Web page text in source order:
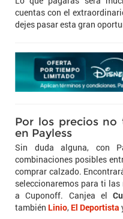
cuentas con el
dejes pasar esta gran
Por los precios
en Payless
Sin duda alguna, con
combinaciones posibles
comprar calzado.
seleccionaremos para ti
a Cuponoff. Canjea el
también Linio, El Deportista